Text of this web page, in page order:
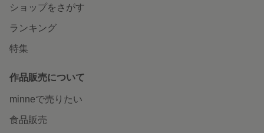
ショップをさがす
ランキング
特集
作品販売について
minneで売りたい
食品販売